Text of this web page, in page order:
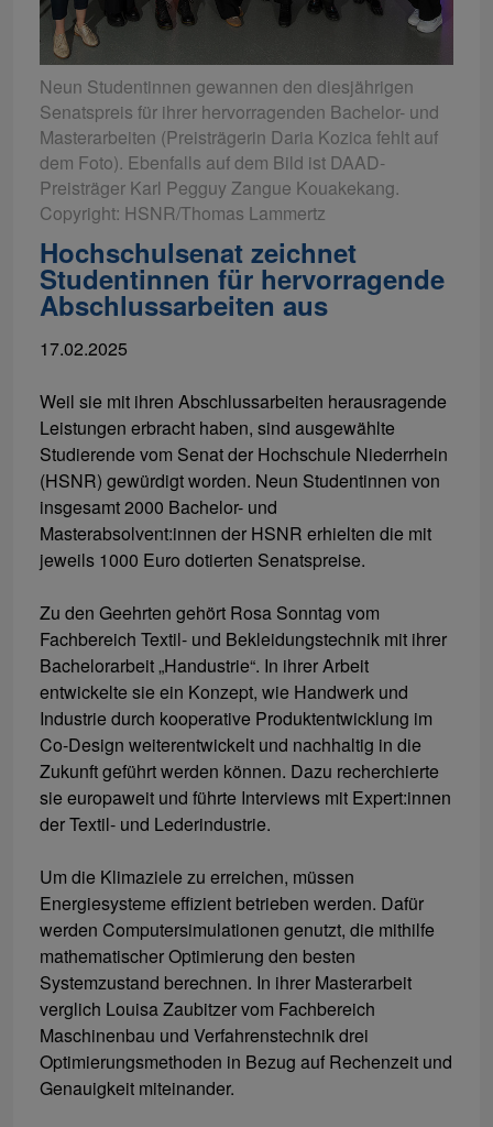
Neun Studentinnen gewannen den diesjährigen
Senatspreis für ihrer hervorragenden Bachelor- und
Masterarbeiten (Preisträgerin Daria Kozica fehlt auf
dem Foto). Ebenfalls auf dem Bild ist DAAD-
Preisträger Karl Pegguy Zangue Kouakekang.
Copyright: HSNR/Thomas Lammertz
Hochschulsenat zeichnet
Studentinnen für hervorragende
Abschlussarbeiten aus
17.02.2025
Weil sie mit ihren Abschlussarbeiten herausragende
Leistungen erbracht haben, sind ausgewählte
Studierende vom Senat der Hochschule Niederrhein
(HSNR) gewürdigt worden. Neun Studentinnen von
insgesamt 2000 Bachelor- und
Masterabsolvent:innen der HSNR erhielten die mit
jeweils 1000 Euro dotierten Senatspreise.
Zu den Geehrten gehört Rosa Sonntag vom
Fachbereich Textil- und Bekleidungstechnik mit ihrer
Bachelorarbeit „Handustrie“. In ihrer Arbeit
entwickelte sie ein Konzept, wie Handwerk und
Industrie durch kooperative Produktentwicklung im
Co-Design weiterentwickelt und nachhaltig in die
Zukunft geführt werden können. Dazu recherchierte
sie europaweit und führte Interviews mit Expert:innen
der Textil- und Lederindustrie.
Um die Klimaziele zu erreichen, müssen
Energiesysteme effizient betrieben werden. Dafür
werden Computersimulationen genutzt, die mithilfe
mathematischer Optimierung den besten
Systemzustand berechnen. In ihrer Masterarbeit
verglich Louisa Zaubitzer vom Fachbereich
Maschinenbau und Verfahrenstechnik drei
Optimierungsmethoden in Bezug auf Rechenzeit und
Genauigkeit miteinander.